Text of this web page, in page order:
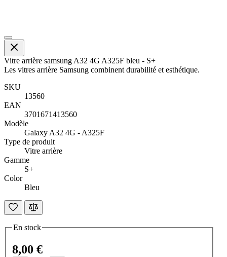
Vitre arrière samsung A32 4G A325F bleu - S+
Les vitres arrière Samsung combinent durabilité et esthétique.
SKU
13560
EAN
3701671413560
Modèle
Galaxy A32 4G - A325F
Type de produit
Vitre arrière
Gamme
S+
Color
Bleu
En stock
8,00 €